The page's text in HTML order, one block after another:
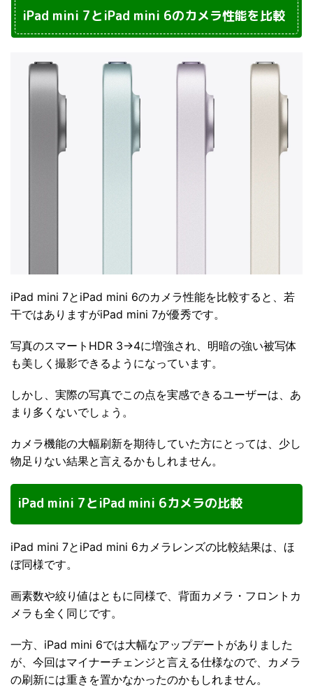
iPad mini 7とiPad mini 6のカメラ性能を比較
iPad mini 7とiPad mini 6のカメラ性能を比較すると、若
干ではありますがiPad mini 7が優秀です。
写真のスマートHDR 3→4に増強され、明暗の強い被写体
も美しく撮影できるようになっています。
しかし、実際の写真でこの点を実感できるユーザーは、あ
まり多くないでしょう。
カメラ機能の大幅刷新を期待していた方にとっては、少し
物足りない結果と言えるかもしれません。
iPad mini 7とiPad mini 6カメラの比較
iPad mini 7とiPad mini 6カメラレンズの比較結果は、ほ
ぼ同様です。
画素数や絞り値はともに同様で、背面カメラ・フロントカ
メラも全く同じです。
一方、iPad mini 6では大幅なアップデートがありました
が、今回はマイナーチェンジと言える仕様なので、カメラ
の刷新には重きを置かなかったのかもしれません。